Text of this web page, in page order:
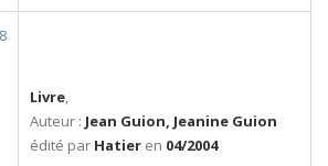
Livre,
Auteur : Jean Guion, Jeanine Guion
édité par Hatier en 04/2004